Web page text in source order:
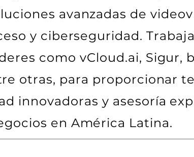
avanzadas de
y ciberseguridad.
como vCloud.ai, Sigur,
otras, para proporcionar
innovadoras y asesoría
en América Latina.